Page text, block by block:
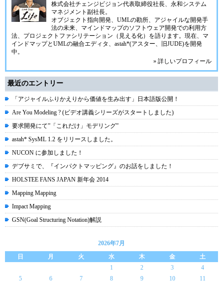
株式会社チェンジビジョン代表取締役社長、永和システム
マネジメント副社長。
オブジェクト指向開発、UMLの勘所、アジャイルな開発手
法の未来、マインドマップのソフトウェア開発での利用方
法、プロジェクトファシリテーション（見える化）を語ります。現在、マ
インドマップとUMLの融合エディタ、 astah*(アスター、旧JUDE)を開発
中。
» 詳しいプロフィール
最近のエントリー
「アジャイルふりかえりから価値を生み出す」日本語版公開！
Are You Modeling ? (ビデオ講義シリーズがスタートしました)
要求開発にて”「これだけ」モデリング”
astah* SysML 1.2 をリリースしました。
NUCON に参加しました！
デブサミで、『インパクトマッピング』のお話をしました！
HOLSTEE FANS JAPAN 新年会 2014
Mapping Mapping
Impact Mapping
GSN(Goal Structuring Notation)解説
2026年7月
日
月 火 水 木 金
土
1
2 3
4
5
6 7 8 9 10
11